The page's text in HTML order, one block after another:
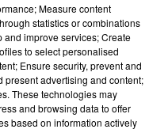
Measure content
statistics or combinations
and improve services; Create
to select personalised
Ensure security, prevent and
present advertising and content;
These technologies may
and browsing data to offer
based on information actively